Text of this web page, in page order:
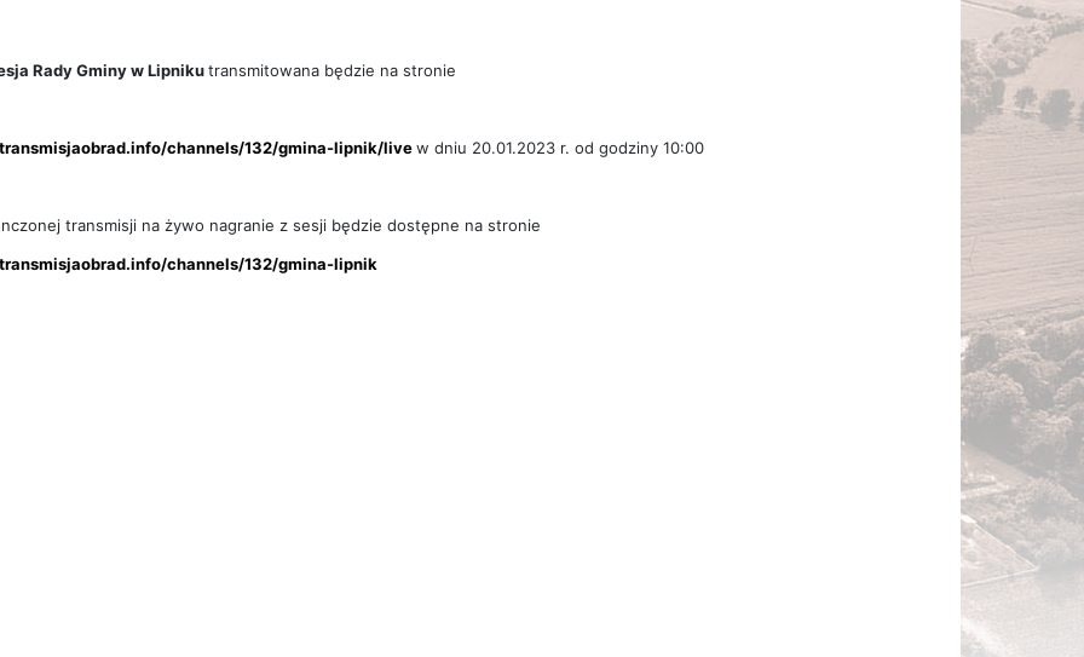
Rady Gminy w Lipnikutransmitowana będzie na stronie
channels/132/gmina-lipnik/livew dniu 20.01.2023 r. od godziny 10:00
transmisji na żywo nagranie z sesji będzie dostępne na stronie
channels/132/gmina-lipnik